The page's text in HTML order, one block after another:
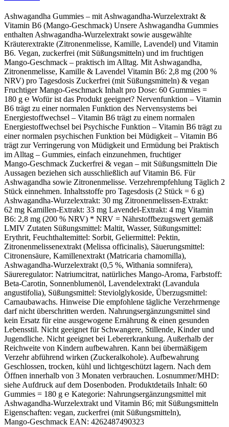
Ashwagandha Gummies – mit Ashwagandha‑Wurzelextrakt &
Vitamin B6 (Mango‑Geschmack) Unsere Ashwagandha Gummies
enthalten Ashwagandha‑Wurzelextrakt sowie ausgewählte
Kräuterextrakte (Zitronenmelisse, Kamille, Lavendel) und Vitamin
B6. Vegan, zuckerfrei (mit Süßungsmitteln) und im fruchtigen
Mango‑Geschmack – praktisch im Alltag. Mit Ashwagandha,
Zitronenmelisse, Kamille & Lavendel Vitamin B6: 2,8 mg (200 %
NRV) pro Tagesdosis Zuckerfrei (mit Süßungsmitteln) & vegan
Fruchtiger Mango‑Geschmack Inhalt pro Dose: 60 Gummies =
180 g ℮ Wofür ist das Produkt geeignet? Nervenfunktion – Vitamin
B6 trägt zu einer normalen Funktion des Nervensystems bei
Energiestoffwechsel – Vitamin B6 trägt zu einem normalen
Energiestoffwechsel bei Psychische Funktion – Vitamin B6 trägt zu
einer normalen psychischen Funktion bei Müdigkeit – Vitamin B6
trägt zur Verringerung von Müdigkeit und Ermüdung bei Praktisch
im Alltag – Gummies, einfach einzunehmen, fruchtiger
Mango‑Geschmack Zuckerfrei & vegan – mit Süßungsmitteln Die
Aussagen beziehen sich ausschließlich auf Vitamin B6. Für
Ashwagandha sowie Zitronenmelisse. Verzehrempfehlung Täglich 2
Stück einnehmen. Inhaltsstoffe pro Tagesdosis (2 Stück = 6 g)
Ashwagandha‑Wurzelextrakt: 30 mg Zitronenmelissen‑Extrakt:
62 mg Kamillen‑Extrakt: 33 mg Lavendel‑Extrakt: 4 mg Vitamin
B6: 2,8 mg (200 % NRV) * NRV = Nährstoffbezugswert gemäß
LMIV Zutaten Süßungsmittel: Maltit, Wasser, Süßungsmittel:
Erythrit, Feuchthaltemittel: Sorbit, Geliermittel: Pektin,
Zitronenmelissenextrakt (Melissa officinalis), Säuerungsmittel:
Citronensäure, Kamillenextrakt (Matricaria chamomilla),
Ashwagandha‑Wurzelextrakt (0,5 %, Withania somnifera),
Säureregulator: Natriumcitrat, natürliches Mango‑Aroma, Farbstoff:
Beta‑Carotin, Sonnenblumenöl, Lavendelextrakt (Lavandula
angustifolia), Süßungsmittel: Steviolglykoside, Überzugsmittel:
Carnaubawachs. Hinweise Die empfohlene tägliche Verzehrmenge
darf nicht überschritten werden. Nahrungsergänzungsmittel sind
kein Ersatz für eine ausgewogene Ernährung & einen gesunden
Lebensstil. Nicht geeignet für Schwangere, Stillende, Kinder und
Jugendliche. Nicht geeignet bei Lebererkrankung. Außerhalb der
Reichweite von Kindern aufbewahren. Kann bei übermäßigem
Verzehr abführend wirken (Zuckeralkohole). Aufbewahrung
Geschlossen, trocken, kühl und lichtgeschützt lagern. Nach dem
Öffnen innerhalb von 3 Monaten verbrauchen. Losnummer/MHD:
siehe Aufdruck auf dem Dosenboden. Produktdetails Inhalt: 60
Gummies = 180 g ℮ Kategorie: Nahrungsergänzungsmittel mit
Ashwagandha‑Wurzelextrakt und Vitamin B6; mit Süßungsmitteln
Eigenschaften: vegan, zuckerfrei (mit Süßungsmitteln),
Mango‑Geschmack EAN: 4262487490323